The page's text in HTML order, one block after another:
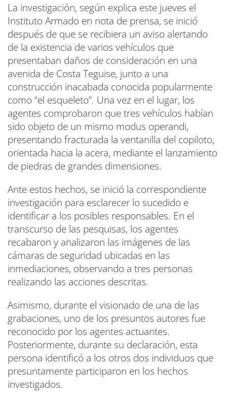
La investigación, según explica este jueves el
Instituto Armado en nota de prensa, se inició
después de que se recibiera un aviso alertando
de la existencia de varios vehículos que
presentaban daños de consideración en una
avenida de Costa Teguise, junto a una
construcción inacabada conocida popularmente
como “el esqueleto”. Una vez en el lugar, los
agentes comprobaron que tres vehículos habían
sido objeto de un mismo modus operandi,
presentando fracturada la ventanilla del copiloto,
orientada hacia la acera, mediante el lanzamiento
de piedras de grandes dimensiones.
Ante estos hechos, se inició la correspondiente
investigación para esclarecer lo sucedido e
identificar a los posibles responsables. En el
transcurso de las pesquisas, los agentes
recabaron y analizaron las imágenes de las
cámaras de seguridad ubicadas en las
inmediaciones, observando a tres personas
realizando las acciones descritas.
Asimismo, durante el visionado de una de las
grabaciones, uno de los presuntos autores fue
reconocido por los agentes actuantes.
Posteriormente, durante su declaración, esta
persona identificó a los otros dos individuos que
presuntamente participaron en los hechos
investigados.